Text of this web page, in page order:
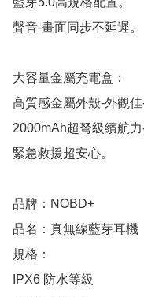
聲音-畫面同步不延遲。
大容量金屬充電盒：
高質感金屬外殼-外觀佳
2000mAh超弩級續航力
緊急救援超安心。
品牌：NOBD+
品名：真無線藍芽耳機
規格：
IPX6 防水等級